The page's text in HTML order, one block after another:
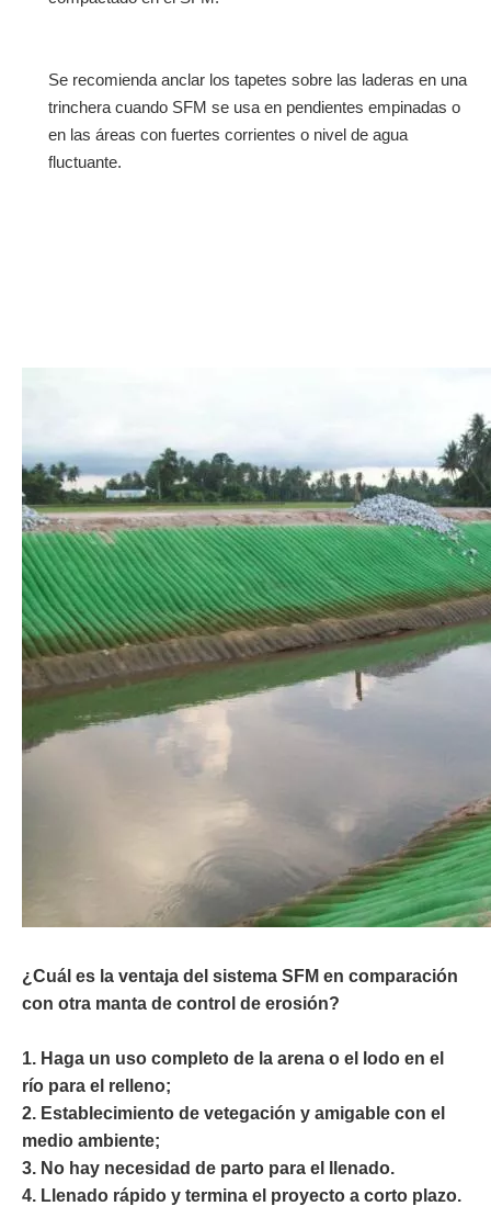
Se recomienda anclar los tapetes sobre las laderas en una
trinchera cuando SFM se usa en pendientes empinadas o
en las áreas con fuertes corrientes o nivel de agua
fluctuante.
¿Cuál es la ventaja del sistema SFM en comparación
con otra manta de control de erosión?
1. Haga un uso completo de la arena o el lodo en el
río para el relleno;
2. Establecimiento de vetegación y amigable con el
medio ambiente;
3. No hay necesidad de parto para el llenado.
4. Llenado rápido y termina el proyecto a corto plazo.